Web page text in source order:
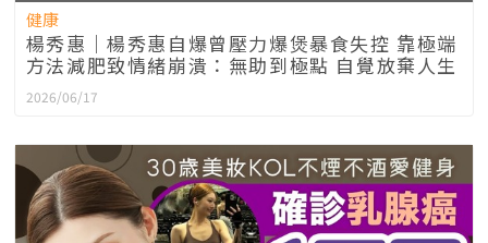
健康
楊秀惠｜楊秀惠自爆曾壓力爆煲暴食失控 靠極端
方法減肥致情緒崩潰：無助到極點 自覺放棄人生
2026/06/17